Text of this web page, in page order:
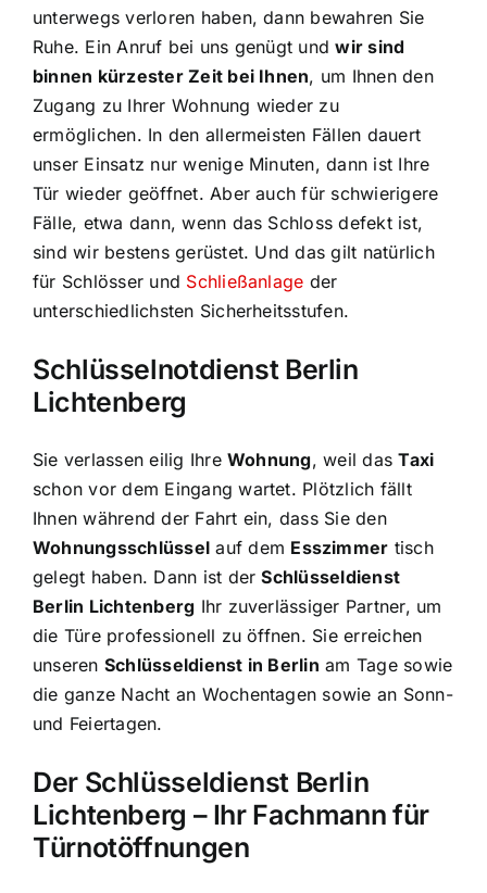
unterwegs verloren haben, dann bewahren Sie
Ruhe. Ein Anruf bei uns genügt undwir sind
binnen kürzester Zeit bei Ihnen, um Ihnen den
Zugang zu Ihrer Wohnung wieder zu
ermöglichen. In den allermeisten Fällen dauert
unser Einsatz nur wenige Minuten, dann ist Ihre
Tür wieder geöffnet. Aber auch für schwierigere
Fälle, etwa dann, wenn das Schloss defekt ist,
sind wir bestens gerüstet. Und das gilt natürlich
für Schlösser und Schließanlage der
unterschiedlichsten Sicherheitsstufen.
Schlüsselnotdienst Berlin
Lichtenberg
Sie verlassen eilig Ihre Wohnung, weil dasTaxi
schon vor dem Eingang wartet. Plötzlich fällt
Ihnen während der Fahrt ein, dass Sie den
Wohnungsschlüssel auf dem Esszimmer tisch
gelegt haben. Dann ist derSchlüsseldienst
Berlin Lichtenberg Ihr zuverlässiger Partner, um
die Türe professionell zu öffnen. Sie erreichen
unseren Schlüsseldienst in Berlin am Tage sowie
die ganze Nacht an Wochentagen sowie an Sonn-
und Feiertagen.
Der Schlüsseldienst Berlin
Lichtenberg – Ihr Fachmann für
Türnotöffnungen